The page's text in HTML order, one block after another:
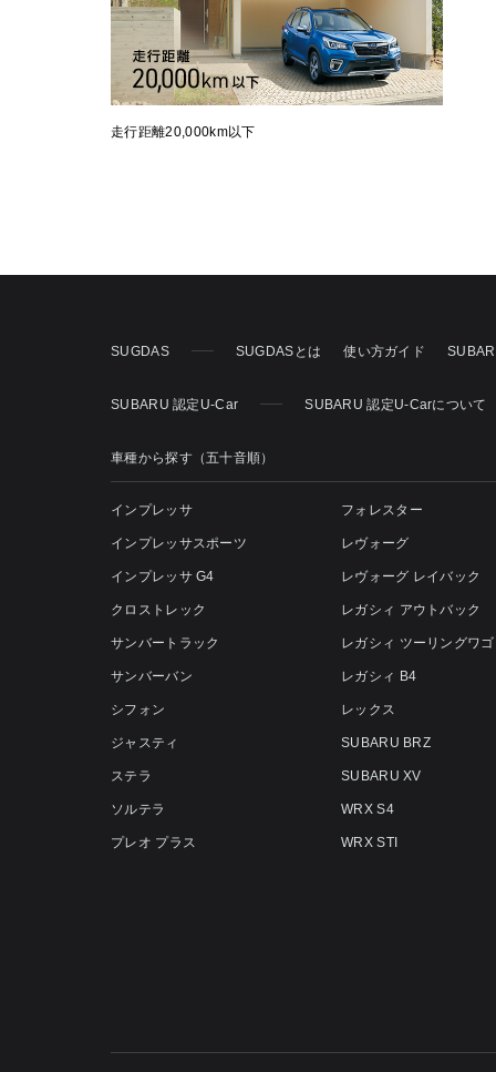
走行距離20,000km以下
SUGDAS SUGDASとは 使い方ガイド
SUBARU 認定U-Car SUBARU 認定U-Carについて
車種から探す（五十音順）
インプレッサ
インプレッサスポーツ
インプレッサ G4
クロストレック
サンバートラック
サンバーバン
シフォン
ジャスティ
ステラ
ソルテラ
プレオ プラス
フォレスター
レヴォーグ
レヴォーグ レイバック
レガシィ アウトバック
レガシィ ツーリングワ
レガシィ B4
レックス
SUBARU BRZ
SUBARU XV
WRX S4
WRX STI